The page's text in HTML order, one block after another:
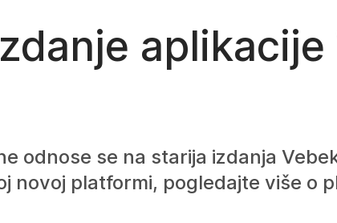
aplikacije
odnose se na starija izdanja
novoj platformi, pogledajte više o